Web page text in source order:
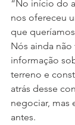
“No início do
nos ofereceu
que
Nós ainda
informação
terreno e
atrás desse
negociar, mas
antes.